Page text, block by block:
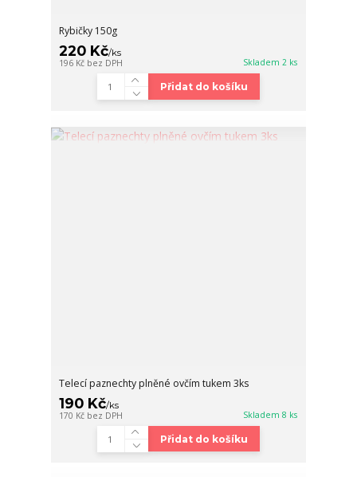
Rybičky 150g
220 Kč/ks
196 Kč bez DPH Skladem 2 ks
Přidat do košíku
Telecí paznechty plněné ovčím tukem 3ks
190 Kč/ks
170 Kč bez DPH Skladem 8 ks
Přidat do košíku